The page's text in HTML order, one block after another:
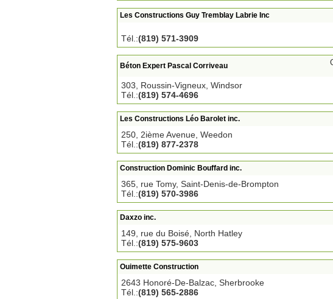
Les Constructions Guy Tremblay Labrie Inc
Tél.:(819) 571-3909
Béton Expert Pascal Corriveau
303, Roussin-Vigneux, Windsor
Tél.:(819) 574-4696
Les Constructions Léo Barolet inc.
250, 2ième Avenue, Weedon
Tél.:(819) 877-2378
Construction Dominic Bouffard inc.
365, rue Tomy, Saint-Denis-de-Brompton
Tél.:(819) 570-3986
Daxzo inc.
149, rue du Boisé, North Hatley
Tél.:(819) 575-9603
Ouimette Construction
2643 Honoré-De-Balzac, Sherbrooke
Tél.:(819) 565-2886